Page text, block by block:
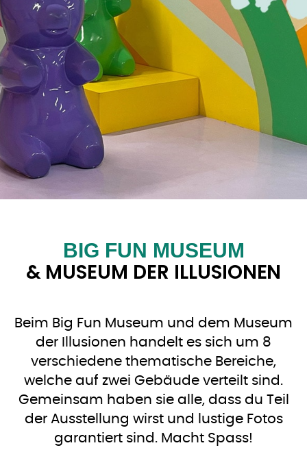
BIG FUN MUSEUM
& MUSEUM DER ILLUSIONEN
Beim Big Fun Museum und dem Museum
der Illusionen handelt es sich um 8
verschiedene thematische Bereiche,
welche auf zwei Gebäude verteilt sind.
Gemeinsam haben sie alle, dass du Teil
der Ausstellung wirst und lustige Fotos
garantiert sind. Macht Spass!